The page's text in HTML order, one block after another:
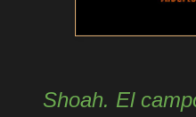
Shoah. El